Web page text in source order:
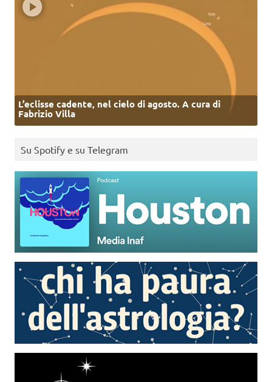
L’eclisse cadente, nel cielo di agosto. A cura di
Fabrizio Villa
Su Spotify e su Telegram